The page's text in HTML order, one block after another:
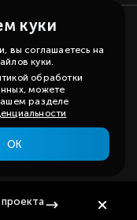
вы даете согласие и
для вас
куки
вы соглашаетесь на
куки.
обработки
можете
разделе
ОК